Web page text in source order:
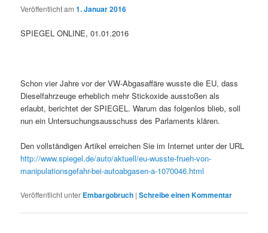
Veröffentlicht am1. Januar 2016
SPIEGEL ONLINE, 01.01.2016
Schon vier Jahre vor der VW-Abgasaffäre wusste die EU, dass
Dieselfahrzeuge erheblich mehr Stickoxide ausstoßen als
erlaubt, berichtet der SPIEGEL. Warum das folgenlos blieb, soll
nun ein Untersuchungsausschuss des Parlaments klären.
Den vollständigen Artikel erreichen Sie im Internet unter der URL
http://www.spiegel.de/auto/aktuell/eu-wusste-frueh-von-
manipulationsgefahr-bei-autoabgasen-a-1070046.html
Veröffentlicht unter Embargobruch |Schreibe einen Kommentar